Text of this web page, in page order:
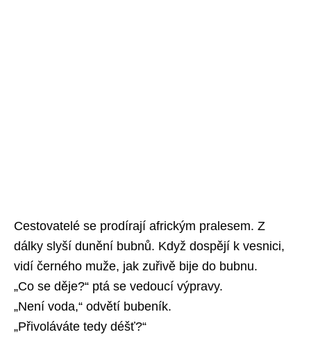
Cestovatelé se prodírají africkým pralesem. Z
dálky slyší dunění bubnů. Když dospějí k vesnici,
vidí černého muže, jak zuřivě bije do bubnu.
„Co se děje?“ ptá se vedoucí výpravy.
„Není voda,“ odvětí bubeník.
„Přivoláváte tedy déšť?“